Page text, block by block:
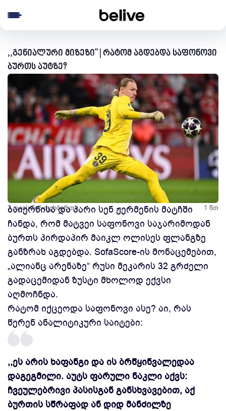
,,გენიალური მიზეზი'' | რატომ აგდებდა საფონოვი
ბურთს აუტზე?
3 თვის წინ ფეხბურთი 1 წთ
ბაიერნისა და პარი სენ ჟერმენის მატჩში
ჩანდა, რომ მატვეი საფონოვი საჯარიმოდან
ბურთს პირდაპირ მაიკლ ოლისეს ფლანგზე
განზრახ აგდებდა. SofaScore-ის მონაცემებით,
„ალიანც არენაზე“ რუსი მეკარის 32 გრძელი
გადაცემიდან ზუსტი მხოლოდ ექვსი
აღმოჩნდა.
რატომ იქცეოდა საფონოვი ასე? აი, რას
წერენ ანალიტიკური საიტები:
,,ეს არის ხაფანგი და ის ბრწყინვალედაა
დაგეგმილი. აუტს ფარული ნაკლი აქვს:
ჩვეულებრივი პასისგან განსხვავებით, აქ
ბურთის სწრაფად ან დიდ მანძილზე